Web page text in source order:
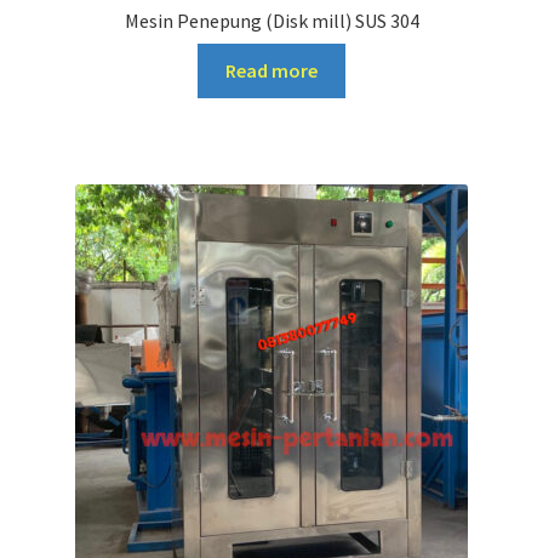
Mesin Penepung (Disk mill) SUS 304
Read more